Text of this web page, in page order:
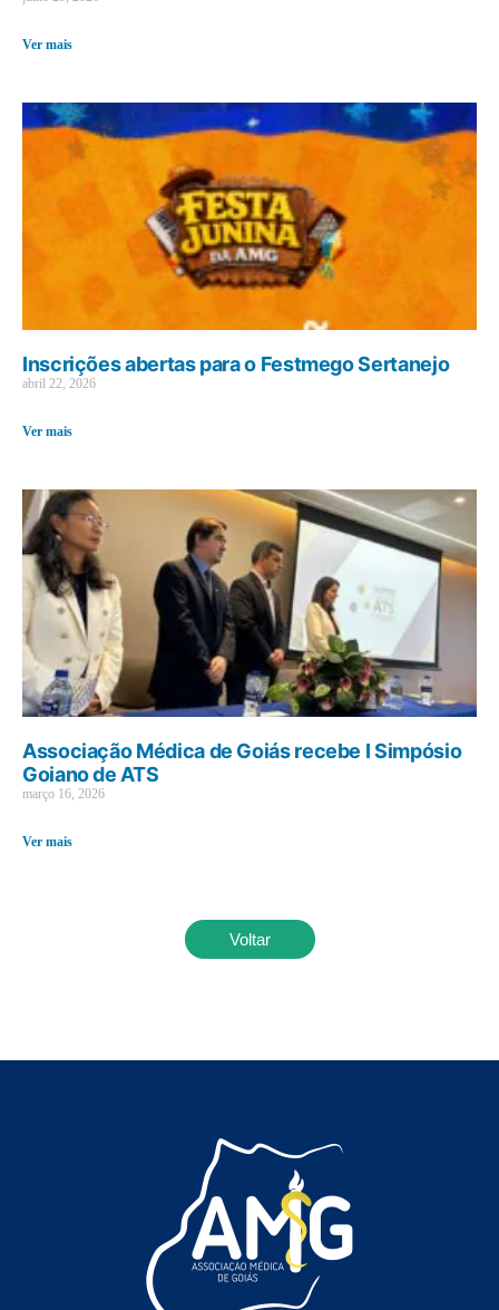
Ver mais
Inscrições abertas para o Festmego Sertanejo
abril 22, 2026
Ver mais
Associação Médica de Goiás recebe I Simpósio
Goiano de ATS
março 16, 2026
Ver mais
Voltar